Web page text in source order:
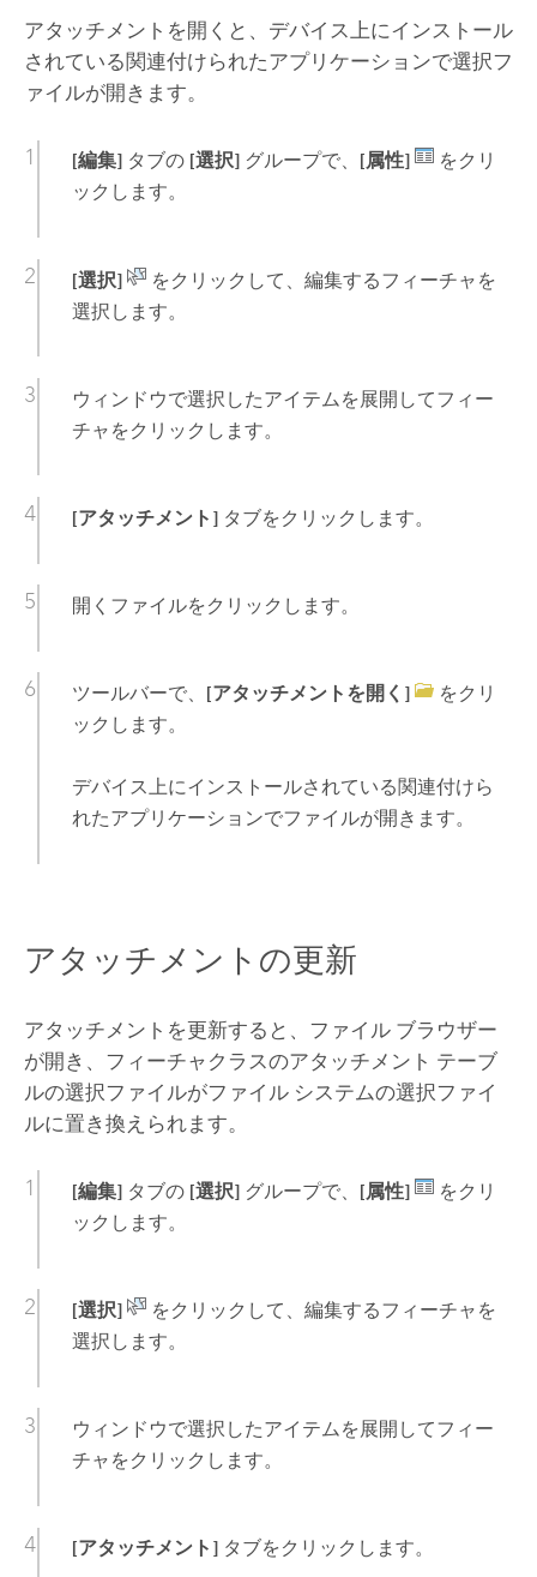
アタッチメントを開くと、デバイス上にインストール
されている関連付けられたアプリケーションで選択フ
ァイルが開きます。
[編集]タブの [選択]グループで、 [属性]
をクリ
ックします。
[選択]
をクリックして、編集するフィーチャを
選択します。
ウィンドウで選択したアイテムを展開してフィー
チャをクリックします。
[アタッチメント]タブをクリックします。
開くファイルをクリックします。
ツールバーで、 [アタッチメントを開く]
をクリ
ックします。
デバイス上にインストールされている関連付けら
れたアプリケーションでファイルが開きます。
アタッチメントの更新
アタッチメントを更新すると、ファイル ブラウザー
が開き、フィーチャクラスのアタッチメント テーブ
ルの選択ファイルがファイル システムの選択ファイ
ルに置き換えられます。
[編集]タブの [選択]グループで、 [属性]
をクリ
ックします。
[選択]
をクリックして、編集するフィーチャを
選択します。
ウィンドウで選択したアイテムを展開してフィー
チャをクリックします。
[アタッチメント]タブをクリックします。